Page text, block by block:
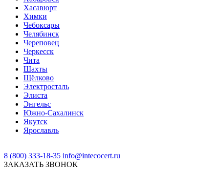
Хасавюрт
Химки
Чебоксары
Челябинск
Череповец
Черкесск
Чита
Шахты
Щёлково
Электросталь
Элиста
Энгельс
Южно-Сахалинск
Якутск
Ярославль
8 (800) 333-18-35 info@intecocert.ru
ЗАКАЗАТЬ ЗВОНОК